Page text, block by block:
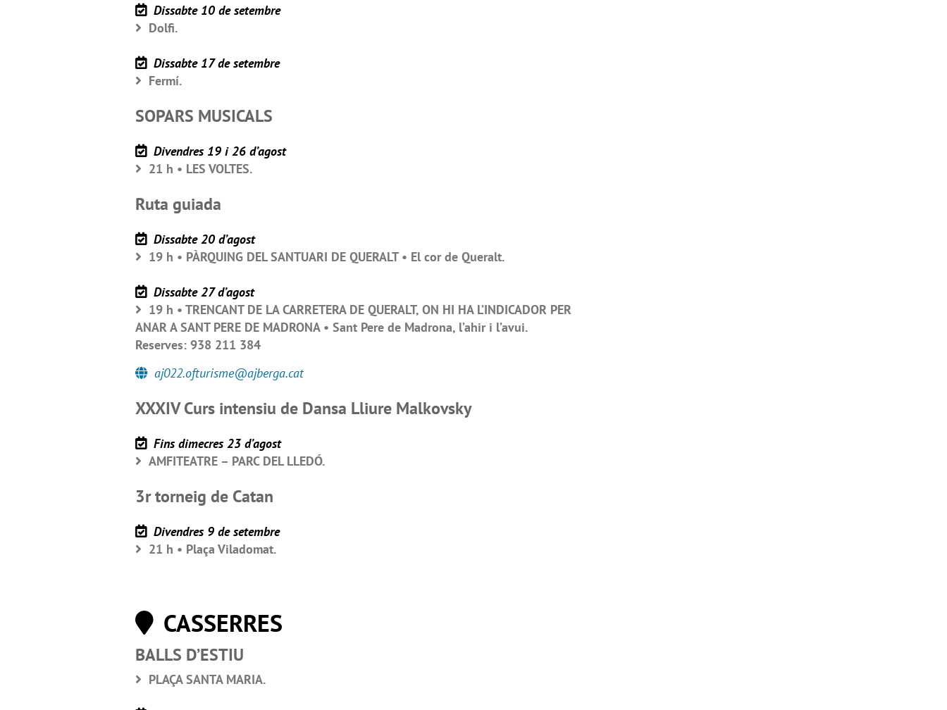
Dissabte 10 de setembre
Dolfi.
Dissabte 17 de setembre
Fermí.
SOPARS MUSICALS
Divendres 19 i 26 d’agost
21 h • LES VOLTES.
Ruta guiada
Dissabte 20 d’agost
19 h • PÀRQUING DEL SANTUARI DE QUERALT • El cor de Queralt.
Dissabte 27 d’agost
19 h • TRENCANT DE LA CARRETERA DE QUERALT, ON HI HA L’INDICADOR PER
ANAR A SANT PERE DE MADRONA • Sant Pere de Madrona, l’ahir i l’avui.
Reserves: 938 211 384
aj022.ofturisme@ajberga.cat
XXXIV Curs intensiu de Dansa Lliure Malkovsky
Fins dimecres 23 d’agost
AMFITEATRE – PARC DEL LLEDÓ.
3r torneig de Catan
Divendres 9 de setembre
21 h • Plaça Viladomat.
CASSERRES
BALLS D’ESTIU
PLAÇA SANTA MARIA.